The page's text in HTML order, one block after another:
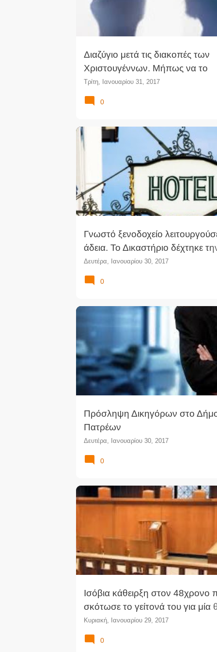
Διαζύγιο μετά τις διακοπές των
Χριστουγέννων. Μήπως να το
ξανασκεφτόσασταν;
Τρίτη, Ιανουαρίου 31, 2017
0
Γνωστό ξενοδοχείο
άδεια. Το Δικαστήριο δέχτηκε
του Κυπριακού Οργανισμού
Δευτέρα, Ιανουαρίου 30, 2017
ΔΙΚΑΣΤΉΡΙΟ ΛΕΥΚΩΣΊΑΣ ΕΙΑ ΛΕΙΤΟΥΡΓΊΑΣ
ΕΦΕΤΕΊΟ ΝΟΜΟΛΟΓΊΑ
0
Πρόσληψη Δικηγόρων στο
Πατρέων
Δευτέρα, Ιανουαρίου 30, 2017
0
Ισόβια κάθειρξη στον 48χρονο
σκότωσε το γείτονά του για μία
πάρκινγκ
Κυριακή, Ιανουαρίου 29, 2017
ΑΝΘΡΩΠΟΚΤΟΝΊΑ ΔΙΚΑΣΤΙΚΆ ΝΈΑ
ΜΙΚΤΌ ΟΡΚΩΤΌ
0